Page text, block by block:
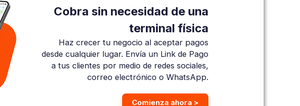
Cobra sin necesidad de una
terminal física
Haz crecer tu negocio al aceptar pagos
desde cualquier lugar. Envía un Link de Pago
a tus clientes por medio de redes sociales,
correo electrónico o WhatsApp.
Comienza ahora >